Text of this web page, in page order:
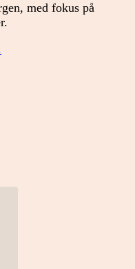
med fokus på